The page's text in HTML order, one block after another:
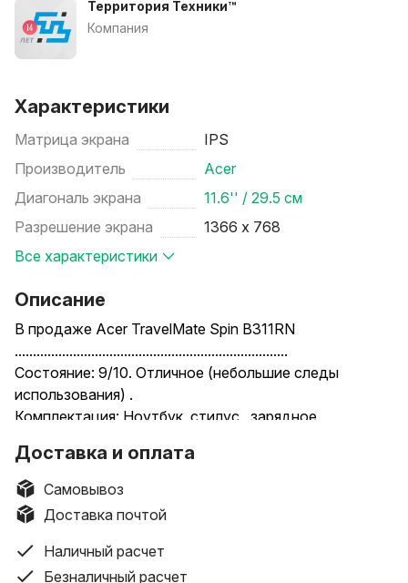
Территория Техники™
Компания
Характеристики
Матрица экрана
IPS
Производитель
Acer
Диагональ экрана
11.6'' / 29.5 см
Разрешение экрана
1366 х 768
Все характеристики
Описание
В продаже Acer TravelMate Spin B311RN
...........................................................................
Состояние: 9/10. Отличное (небольшие следы
использования) .
Комплектация: Ноутбук, стилус, зарядное
Недостатки товара: Не обнаружено.
Это полезно знать: Установлена операционная
система Windows 11.
...........................................................................
Подробные характеристики модели cледующие:
-Производитель: Acer,
Доставка и оплата
Самовывоз
Доставка почтой
Наличный расчет
Безналичный расчет